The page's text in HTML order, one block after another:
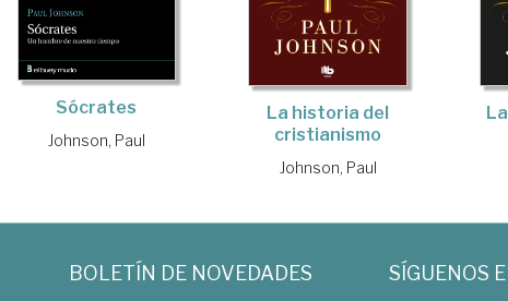
Sócrates
Johnson, Paul
La historia del
cristianismo
Johnson, Paul
BOLETÍN DE NOVEDADES SÍGUENOS